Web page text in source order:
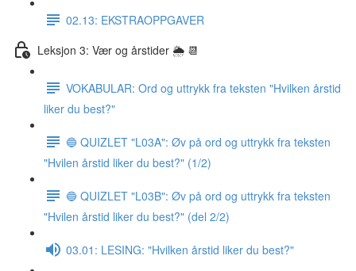
02.13: EKSTRAOPPGAVER
Leksjon 3: Vær og årstider 🌦 📆
VOKABULAR: Ord og uttrykk fra teksten "Hvilken årstid
liker du best?"
🔵 QUIZLET "L03A": Øv på ord og uttrykk fra teksten
"Hvilen årstid liker du best?" (1/2)
🔵 QUIZLET "L03B": Øv på ord og uttrykk fra teksten
"Hvilen årstid liker du best?" (del 2/2)
03.01: LESING: "Hvilken årstid liker du best?"